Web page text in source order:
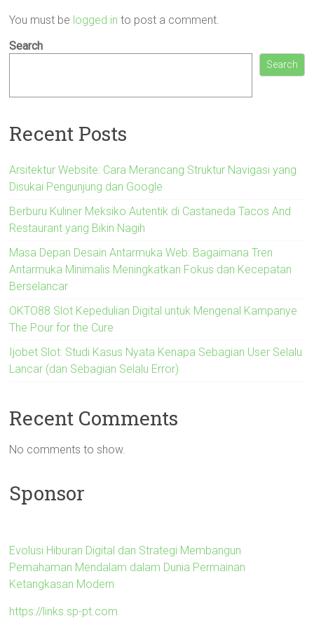
You must be logged in to post a comment.
Search
Search
Recent Posts
Arsitektur Website: Cara Merancang Struktur Navigasi yang
Disukai Pengunjung dan Google
Berburu Kuliner Meksiko Autentik di Castaneda Tacos And
Restaurant yang Bikin Nagih
Masa Depan Desain Antarmuka Web: Bagaimana Tren
Antarmuka Minimalis Meningkatkan Fokus dan Kecepatan
Berselancar
OKTO88 Slot Kepedulian Digital untuk Mengenal Kampanye
The Pour for the Cure
Ijobet Slot: Studi Kasus Nyata Kenapa Sebagian User Selalu
Lancar (dan Sebagian Selalu Error)
Recent Comments
No comments to show.
Sponsor
Evolusi Hiburan Digital dan Strategi Membangun
Pemahaman Mendalam dalam Dunia Permainan
Ketangkasan Modern
https://links.sp-pt.com